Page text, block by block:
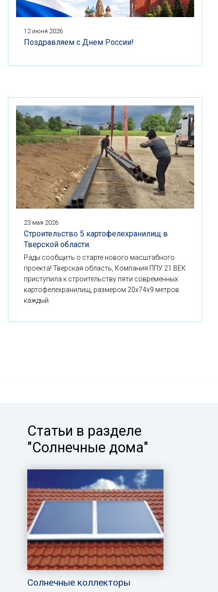
12 июня 2026
Поздравляем с Днем России!
23 мая 2026
Строительство 5 картофелехранилищ в
Тверской области.
Рады сообщить о старте нового масштабного
проекта! Тверская область, Компания ППУ 21 ВЕК
приступила к строительству пяти современных
картофелехранилищ, размером 20x74x9 метров
каждый.
Статьи в разделе
"Солнечные дома"
Солнечные коллекторы